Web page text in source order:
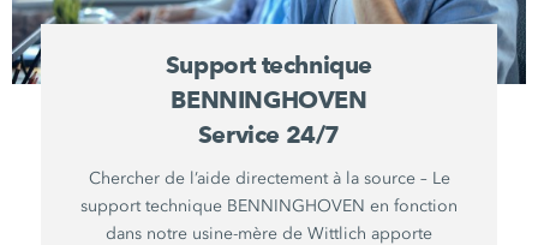
Support technique
BENNINGHOVEN
Service 24/7
Chercher de l’aide directement à la source – Le
support technique BENNINGHOVEN en fonction
dans notre usine-mère de Wittlich apporte